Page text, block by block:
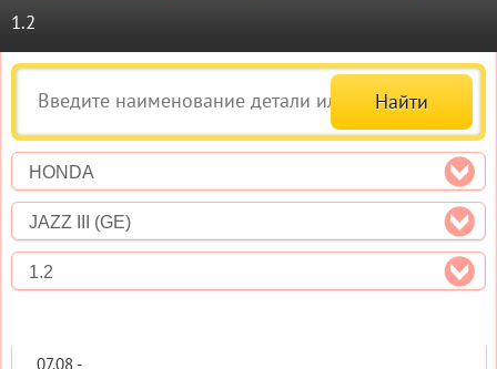
1.2
HONDA
JAZZ III (GE)
1.2
07.08 -